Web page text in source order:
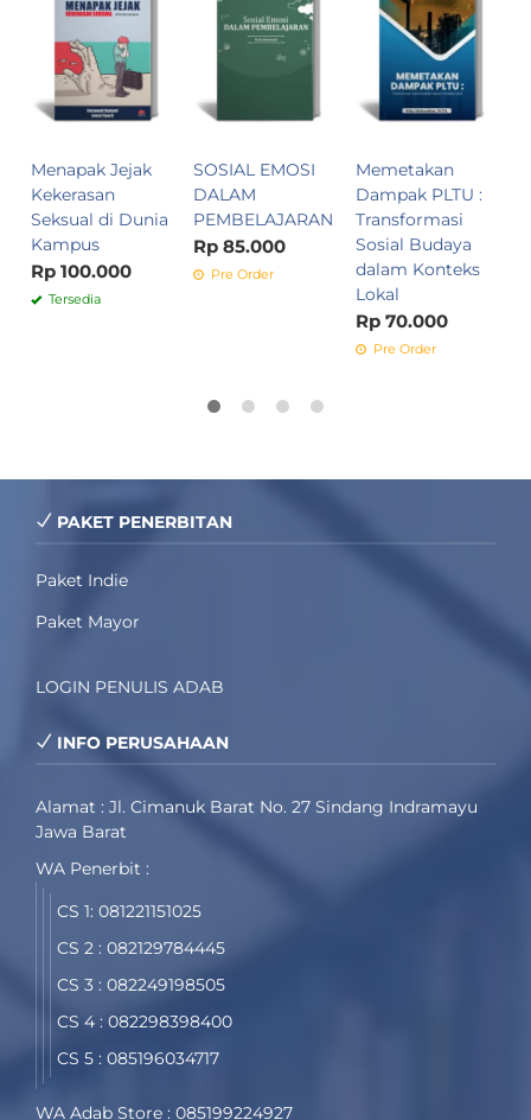
Menapak Jejak
Kekerasan
Seksual di Dunia
Kampus
Rp 100.000
Tersedia
SOSIAL EMOSI
DALAM
PEMBELAJARAN
Rp 85.000
Pre Order
Memetakan
Dampak PLTU :
Transformasi
Sosial Budaya
dalam Konteks
Lokal
Rp 70.000
Pre Order
PAKET PENERBITAN
Paket Indie
Paket Mayor
LOGIN PENULIS ADAB
INFO PERUSAHAAN
Alamat : Jl. Cimanuk Barat No. 27 Sindang Indramayu
Jawa Barat
WA Penerbit :
CS 1: 081221151025
CS 2 : 082129784445
CS 3 : 082249198505
CS 4 : 082298398400
CS 5 : 085196034717
WA Adab Store : 085199224927